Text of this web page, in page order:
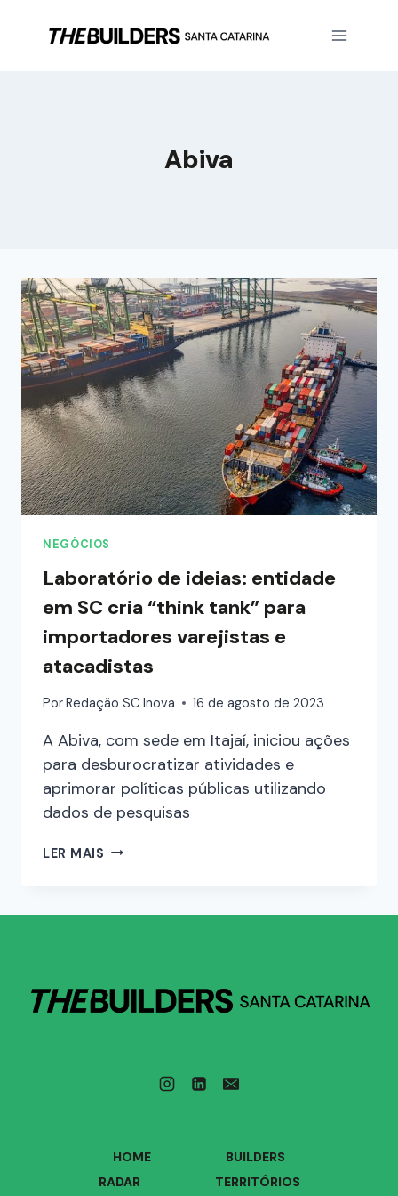
Abiva
NEGÓCIOS
Laboratório de ideias: entidade
em SC cria “think tank” para
importadores varejistas e
atacadistas
PorRedação SC Inova 16 de agosto de 2023
A Abiva, com sede em Itajaí, iniciou ações
para desburocratizar atividades e
aprimorar políticas públicas utilizando
dados de pesquisas
LER MAIS
HOME
BUILDERS
RADAR
TERRITÓRIOS